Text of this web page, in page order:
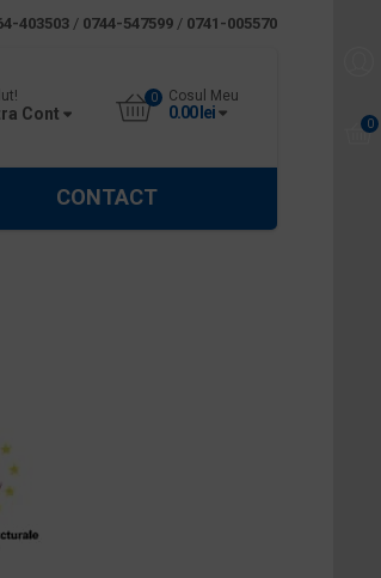
403503 / 0744-547599 / 0741-005570
Cont
Cosul Meu
0.00 lei
CONTACT